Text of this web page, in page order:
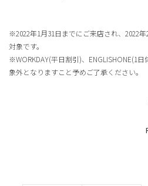
※2022年1月31日までにご来店され、2022
対象です。
※WORKDAY(平日割引)、ENGLISHONE(1
象外となりますこと予めご了承ください。